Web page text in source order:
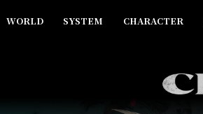
WORLD SYSTEM CHARACTER